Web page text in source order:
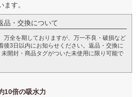
す。
品・交換について
万全を期しておりますが、万一不良・破損など
後3日以内にお知らせください。返品・交換に
開封・商品タグがついた未使用に限り可能で
10倍の吸水力